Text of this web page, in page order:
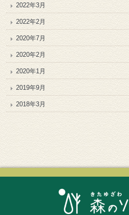
2022年3月
2022年2月
2020年7月
2020年2月
2020年1月
2019年9月
2018年3月